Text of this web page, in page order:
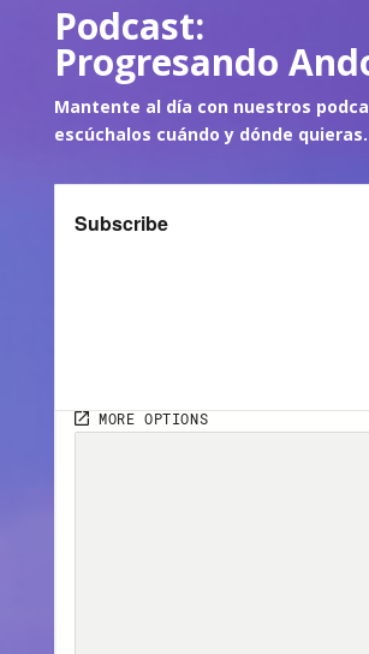
Podcast:
Progresando
Mantente al día con nuestros
escúchalos cuándo y dónde quieras.